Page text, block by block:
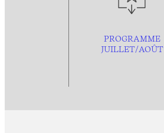
PROGRAMME
JUILLET/AOÛT